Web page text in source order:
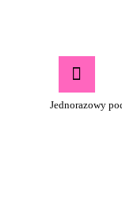
Jednorazowy